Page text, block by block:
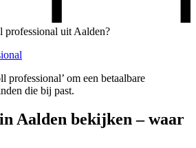
professional uit Aalden?
professional’ om een betaalbare
die bij past.
Aalden bekijken – waar